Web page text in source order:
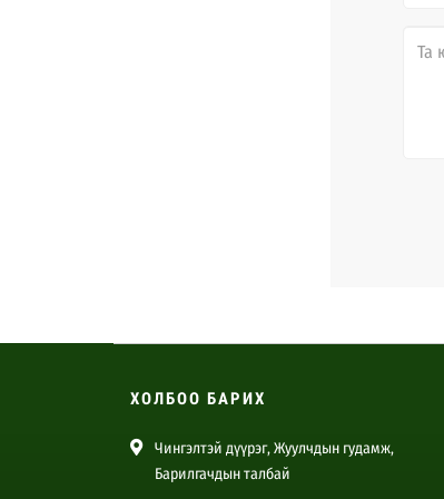
ХОЛБОО БАРИХ
Чингэлтэй дүүрэг, Жуулчдын гудамж,
Барилгачдын талбай